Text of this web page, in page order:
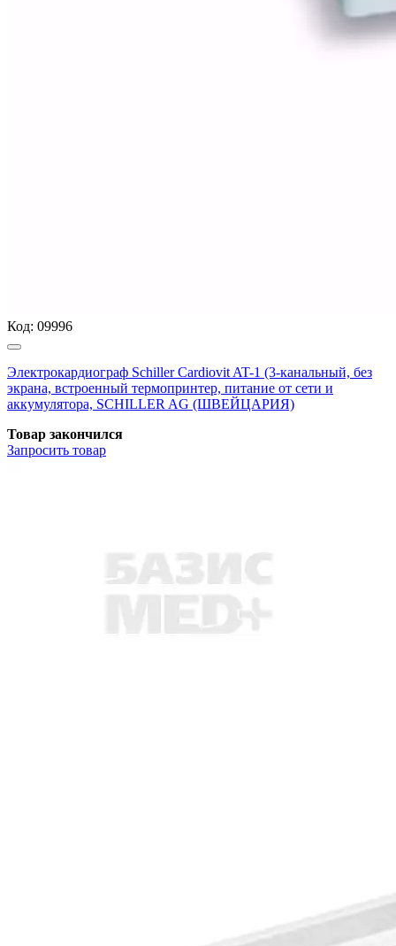
Код: 09996
Электрокардиограф Schiller Cardiovit AT-1 (3-канальный, без
экрана, встроенный термопринтер, питание от сети и
аккумулятора, SCHILLER AG (ШВЕЙЦАРИЯ)
Товар закончился
Запросить товар